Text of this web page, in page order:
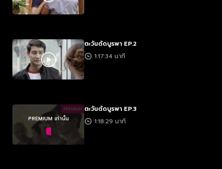
ตะวันตัดบูรพา EP.2
1:17:34 นาที
PREMIUM
PREMIUM เท่านั้น
ตะวันตัดบูรพา EP.3
1:18:29 นาที